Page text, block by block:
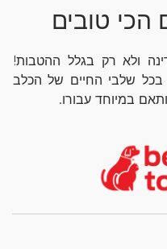
הכי טובים
ולא רק בגלל ההטבות!
שלבי החיים של הכלב
במיוחד עבורו.